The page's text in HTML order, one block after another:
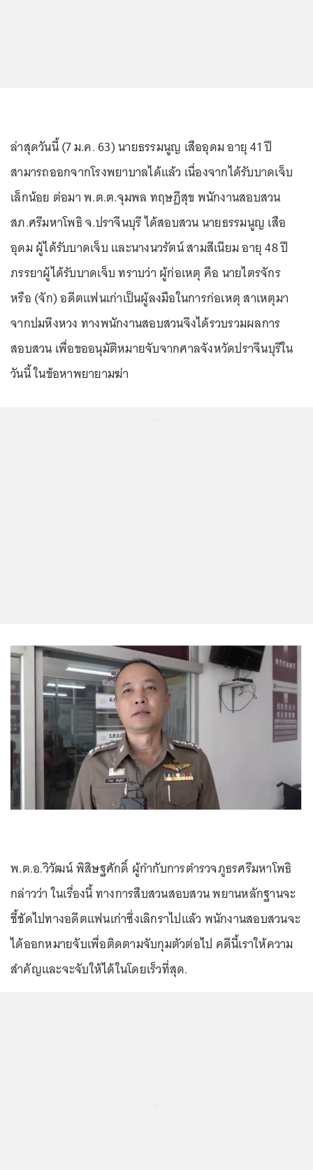
ล่าสุดวันนี้ (7 ม.ค. 63) นายธรรมนูญ เสืออุดม อายุ 41 ปี
สามารถออกจากโรงพยาบาลได้แล้ว เนื่องจากได้รับบาดเจ็บ
เล็กน้อย ต่อมา พ.ต.ต.จุมพล ทฤษฎีสุข พนักงานสอบสวน
สภ.ศรีมหาโพธิ จ.ปราจีนบุรี ได้สอบสวน นายธรรมนูญ เสือ
อุดม ผู้ได้รับบาดเจ็บ และนางนวรัตน์ สามสีเนียม อายุ 48 ปี
ภรรยาผู้ได้รับบาดเจ็บ ทราบว่า ผู้ก่อเหตุ คือ นายไตรจักร
หรือ (จัก) อดีตแฟนเก่าเป็นผู้ลงมือในการก่อเหตุ สาเหตุมา
จากปมหึงหวง ทางพนักงานสอบสวนจึงได้รวบรวมผลการ
สอบสวน เพื่อขออนุมัติหมายจับจากศาลจังหวัดปราจีนบุรีใน
วันนี้ ในข้อหาพยายามฆ่า
พ.ต.อ.วิวัฒน์ พิสิษฐศักดิ์ ผู้กำกับการตำรวจภูธรศรีมหาโพธิ
กล่าวว่า ในเรื่องนี้ ทางการสืบสวนสอบสวน พยานหลักฐานจะ
ชี้ชัดไปทางอดีตแฟนเก่าซึ่งเลิกราไปแล้ว พนักงานสอบสวนจะ
ได้ออกหมายจับเพื่อติดตามจับกุมตัวต่อไป คดีนี้เราให้ความ
สำคัญและจะจับให้ได้ในโดยเร็วที่สุด.